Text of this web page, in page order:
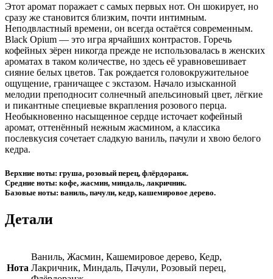
Этот аромат поражает с самых первых нот. Он шокирует, но
сразу же становится близким, почти интимным.
Неподвластный времени, он всегда остаётся современным.
Black Opium — это игра ярчайших контрастов. Горечь
кофейных зёрен никогда прежде не использовалась в женских
ароматах в таком количестве, но здесь её уравновешивает
сияние белых цветов. Так рождается головокружительное
ощущение, граничащее с экстазом. Начало изысканной
мелодии преподносит солнечный апельсиновый цвет, лёгкие
и пикантные специевые вкрапления розового перца.
‎Необыкновенно насыщенное сердце источает кофейный
аромат, оттенённый нежным жасмином, а классика
послевкусия ‎сочетает сладкую ваниль, пачули и хвою белого
кедра.
Верхние ноты: груша, розовый перец, флёрдоранж.
Средние ноты: кофе, жасмин, миндаль, лакричник.
Базовые ноты: ваниль, пачули, кедр, кашемировое дерево.
Детали
Нота
Ваниль, Жасмин, Кашемировое дерево, Кедр,
Лакричник, Миндаль, Пачули, Розовый перец,